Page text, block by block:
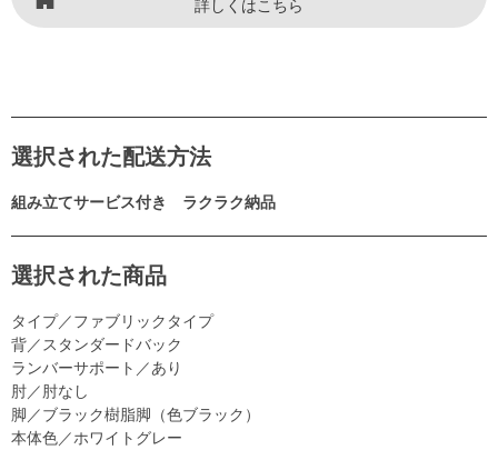
詳しくはこちら
選択された配送方法
組み立てサービス付き ラクラク納品
選択された商品
タイプ／ファブリックタイプ
背／スタンダードバック
ランバーサポート／あり
肘／肘なし
脚／ブラック樹脂脚（色ブラック）
本体色／ホワイトグレー